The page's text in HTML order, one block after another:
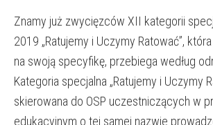
Znamy już zwycięzców XII kategorii
2019 „Ratujemy i Uczymy Ratować”,
na swoją specyfikę, przebiega według
Kategoria specjalna „Ratujemy i Uczymy
skierowana do OSP uczestniczących w
edukacyjnym o tej samej nazwie